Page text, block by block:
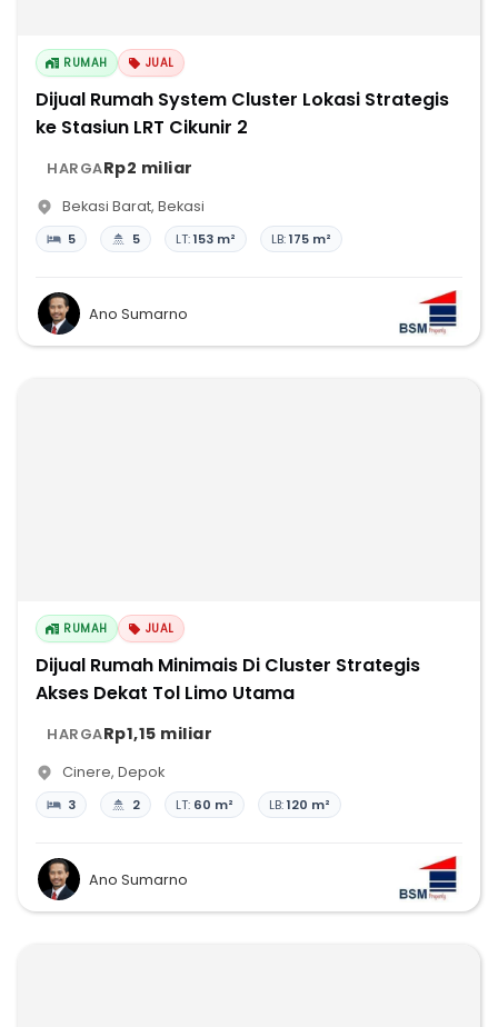
RUMAH JUAL
Dijual Rumah System Cluster Lokasi Strategis
ke Stasiun LRT Cikunir 2
HARGARp2 miliar
Bekasi Barat, Bekasi
5 5 LT:153 m² LB:175 m²
Ano Sumarno
RUMAH JUAL
Dijual Rumah Minimais Di Cluster Strategis
Akses Dekat Tol Limo Utama
HARGARp1,15 miliar
Cinere, Depok
3 2 LT: 60 m² LB:120 m²
Ano Sumarno